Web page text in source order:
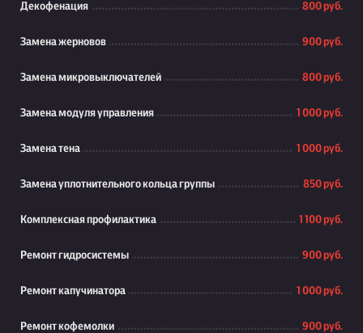
Декофенация 800 руб.
Замена жерновов 900 руб.
Замена микровыключателей 800 руб.
Замена модуля управления 1 000 руб.
Замена тена 1 000 руб.
Замена уплотнительного кольца группы 850 руб.
Комплексная профилактика 1 100 руб.
Ремонт гидросистемы 900 руб.
Ремонт капучинатора 1 000 руб.
Ремонт кофемолки 900 руб.